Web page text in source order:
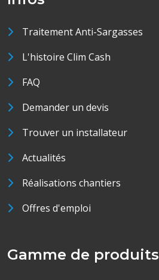
Traitement Anti-Sargasses
L'histoire Clim Cash
FAQ
Demander un devis
Trouver un installateur
Actualités
Réalisations chantiers
Offres d'emploi
Gamme de produits